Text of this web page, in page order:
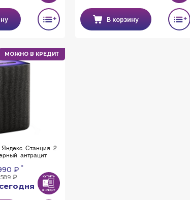
В корзину
МОЖНО В КРЕДИТ
Станция 2
антрацит
₽ *
₽